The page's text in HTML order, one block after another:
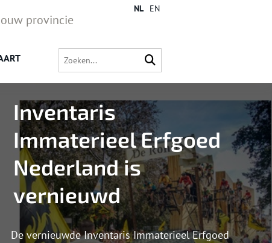
provincie
NL EN
Inventaris
Immaterieel Erfgoed
Nederland is
vernieuwd
De vernieuwde Inventaris Immaterieel Erfgoed